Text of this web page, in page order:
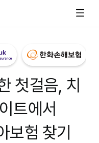
첫걸음, 치
트에서
보험 찾기